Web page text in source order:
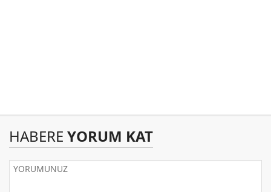
HABERE YORUM KAT